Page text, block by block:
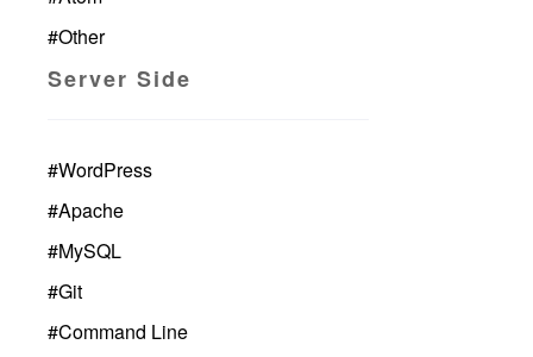
#Other
Server Side
#WordPress
#Apache
#MySQL
#Git
#Command Line